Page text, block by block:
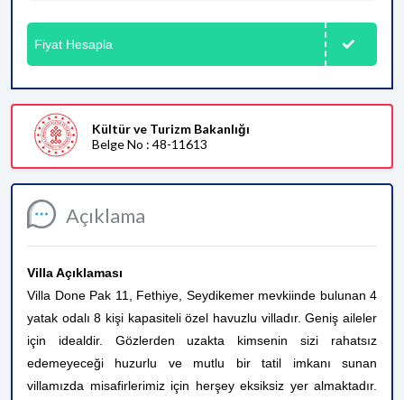
Açıklama
Villa Açıklaması
Villa Done Pak 11, Fethiye, Seydikemer mevkiinde bulunan 4
yatak odalı 8 kişi kapasiteli özel havuzlu villadır. Geniş aileler
için idealdir. Gözlerden uzakta kimsenin sizi rahatsız
edemeyeceği huzurlu ve mutlu bir tatil imkanı sunan
villamızda misafirlerimiz için herşey eksiksiz yer almaktadır.
Fiyat Hesapla
Kültür ve Turizm Bakanlığı
Belge No : 48-11613